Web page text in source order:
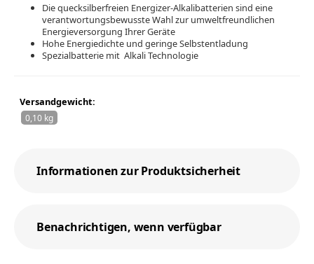
Die quecksilberfreien Energizer-Alkalibatterien sind eine
verantwortungsbewusste Wahl zur umweltfreundlichen
Energieversorgung Ihrer Geräte
Hohe Energiedichte und geringe Selbstentladung
Spezialbatterie mit Alkali Technologie
Versandgewicht:
0,10 kg
Informationen zur Produktsicherheit
Benachrichtigen, wenn verfügbar